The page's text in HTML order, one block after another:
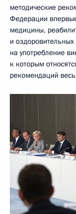
методические
Федерации
медицины,
и
на употребление
к которым
рекомендаций